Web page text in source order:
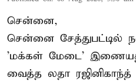
சென்னை,
சென்னை சேத்துபட்டில்
'மக்கள் மேடை'
வைத்த லதா ரஜினிகாந்த்